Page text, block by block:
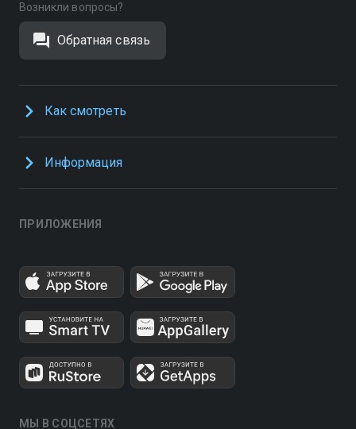
Возникли вопросы?
Обратная связь
Как смотреть
Информация
ПРИЛОЖЕНИЯ
МЫ В СОЦСЕТЯХ